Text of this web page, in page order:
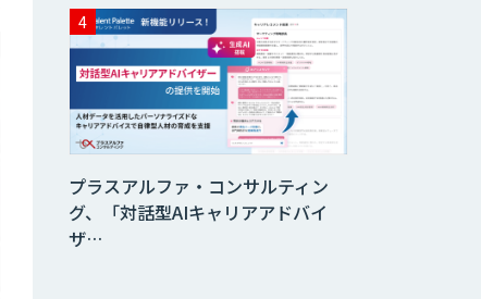
プラスアルファ・コンサルティン
グ、「対話型AIキャリアアドバイ
ザ…